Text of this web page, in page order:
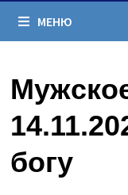
МЕНЮ
богу